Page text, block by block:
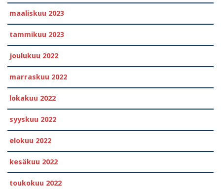
maaliskuu 2023
tammikuu 2023
joulukuu 2022
marraskuu 2022
lokakuu 2022
syyskuu 2022
elokuu 2022
kesäkuu 2022
toukokuu 2022